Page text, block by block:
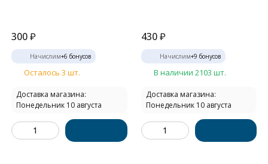
300₽
Начислим+6 бонусов
Осталось 3 шт.
Доставка магазина:
Понедельник 10 августа
430 ₽
Начислим+9 бонусов
В наличии 2103 шт.
Доставка магазина:
Понедельник 10 августа